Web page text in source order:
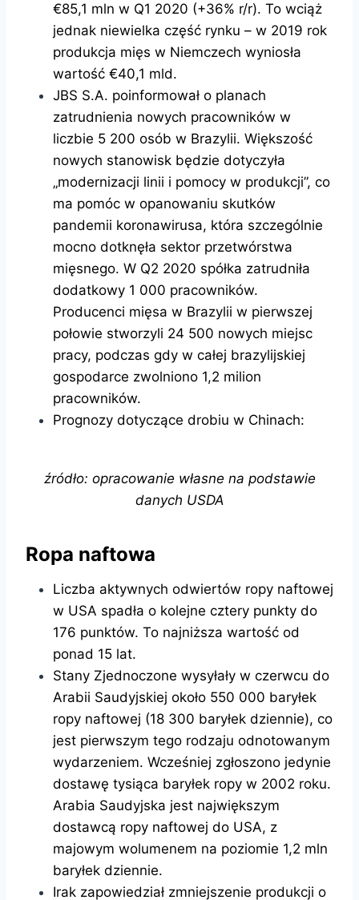
€85,1 mln w Q1 2020 (+36% r/r). To wciąż
jednak niewielka część rynku – w 2019 rok
produkcja mięs w Niemczech wyniosła
wartość €40,1 mld.
JBS S.A. poinformował o planach
zatrudnienia nowych pracowników w
liczbie 5 200 osób w Brazylii. Większość
nowych stanowisk będzie dotyczyła
„modernizacji linii i pomocy w produkcji”, co
ma pomóc w opanowaniu skutków
pandemii koronawirusa, która szczególnie
mocno dotknęła sektor przetwórstwa
mięsnego. W Q2 2020 spółka zatrudniła
dodatkowy 1 000 pracowników.
Producenci mięsa w Brazylii w pierwszej
połowie stworzyli 24 500 nowych miejsc
pracy, podczas gdy w całej brazylijskiej
gospodarce zwolniono 1,2 milion
pracowników.
Prognozy dotyczące drobiu w Chinach:
źródło: opracowanie własne na podstawie
danych USDA
Ropa naftowa
Liczba aktywnych odwiertów ropy naftowej
w USA spadła o kolejne cztery punkty do
176 punktów. To najniższa wartość od
ponad 15 lat.
Stany Zjednoczone wysyłały w czerwcu do
Arabii Saudyjskiej około 550 000 baryłek
ropy naftowej (18 300 baryłek dziennie), co
jest pierwszym tego rodzaju odnotowanym
wydarzeniem. Wcześniej zgłoszono jedynie
dostawę tysiąca baryłek ropy w 2002 roku.
Arabia Saudyjska jest największym
dostawcą ropy naftowej do USA, z
majowym wolumenem na poziomie 1,2 mln
baryłek dziennie.
Irak zapowiedział zmniejszenie produkcji o